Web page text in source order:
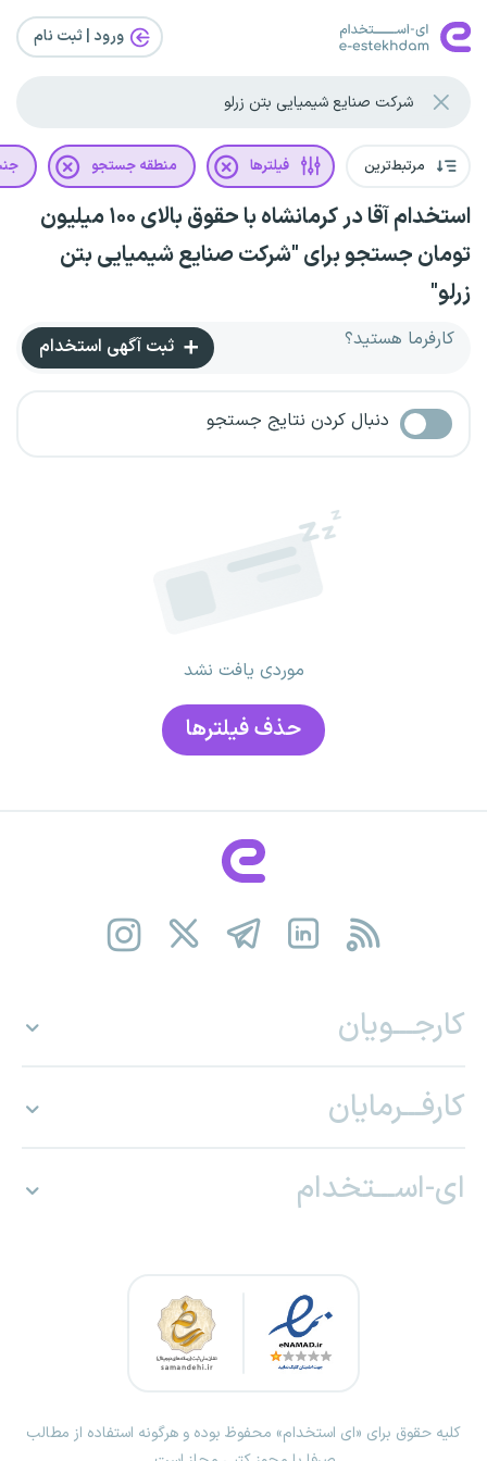
ورود | ثبت‌ نام
مرتبط‌ترین فیلترها منطقه جستجو
استخدام آقا در کرمانشاه با حقوق بالای ۱۰۰ میلیون
تومان جستجو برای "شرکت صنایع شیمیایی بتن
زرلو"
کارفرما هستید؟ ثبت آگهی استخدام
دنبال کردن نتایج جستجو
موردی یافت نشد
حذف فیلتر‌ها
کارجـــویان
کارفـــرمایان
ای-اســـتخدام
کلیه حقوق برای «ای استخدام» محفوظ بوده و هرگونه استفاده از مطالب